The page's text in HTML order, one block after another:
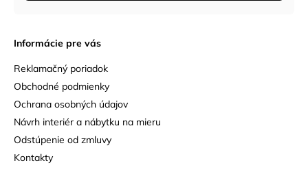
Informácie pre vás
Reklamačný poriadok
Obchodné podmienky
Ochrana osobných údajov
Návrh interiér a nábytku na mieru
Odstúpenie od zmluvy
Kontakty